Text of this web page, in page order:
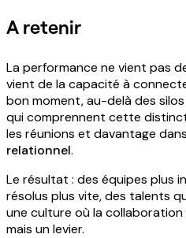
A retenir
La performance ne vient pas
vient de la capacité à
bon moment, au-delà des
qui comprennent cette
les réunions et davantage
relationnel.
Le résultat : des équipes plus
résolus plus vite, des talents
une culture où la
mais un levier.